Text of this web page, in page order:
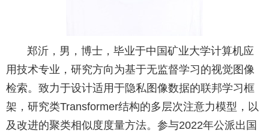
郑沂，男，博士，毕业于中国矿业大学计算机应
用技术专业，研究方向为基于无监督学习的视觉图像
检索。致力于设计适用于隐私图像数据的联邦学习框
架，研究类Transformer结构的多层次注意力模型，以
及改进的聚类相似度度量方法。参与2022年公派出国